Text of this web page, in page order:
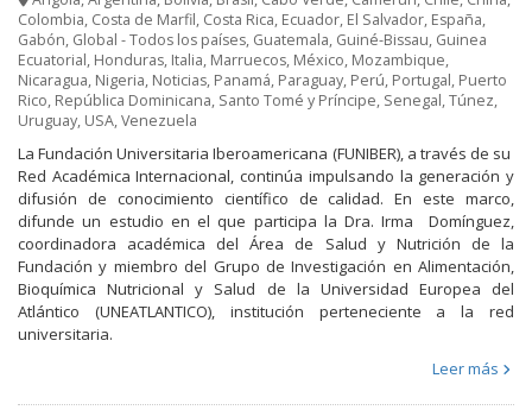
Colombia, Costa de Marfil, Costa Rica, Ecuador, El Salvador, España,
Gabón, Global - Todos los países, Guatemala, Guiné-Bissau, Guinea
Ecuatorial, Honduras, Italia, Marruecos, México, Mozambique,
Nicaragua, Nigeria, Noticias, Panamá, Paraguay, Perú, Portugal, Puerto
Rico, República Dominicana, Santo Tomé y Príncipe, Senegal,Túnez,
Uruguay, USA,Venezuela
La Fundación Universitaria Iberoamericana (FUNIBER), a través de su
Red Académica Internacional, continúa impulsando la generación y
difusión de conocimiento científico de calidad. En este marco,
difunde un estudio en el que participa la Dra. Irma Domínguez,
coordinadora académica del Área de Salud y Nutrición de la
Fundación y miembro del Grupo de Investigación en Alimentación,
Bioquímica Nutricional y Salud de la Universidad Europea del
Atlántico (UNEATLANTICO), institución perteneciente a la red
universitaria.
Leer más